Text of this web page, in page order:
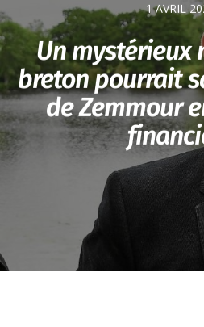
1 AVRIL
Un mystérieux
breton pourrait
de Zemmour